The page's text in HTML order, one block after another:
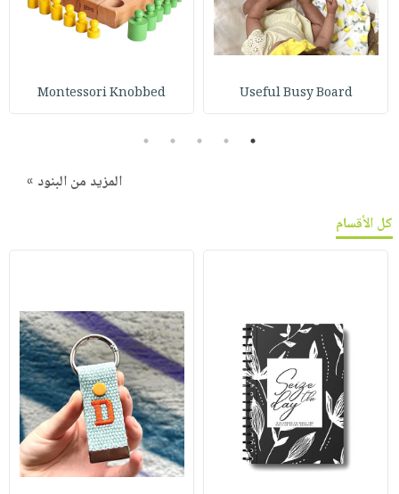
Useful Busy Board
Montessori Knobbed
1
2
3
4
5
المزيد من البنود »
كل الأقسام